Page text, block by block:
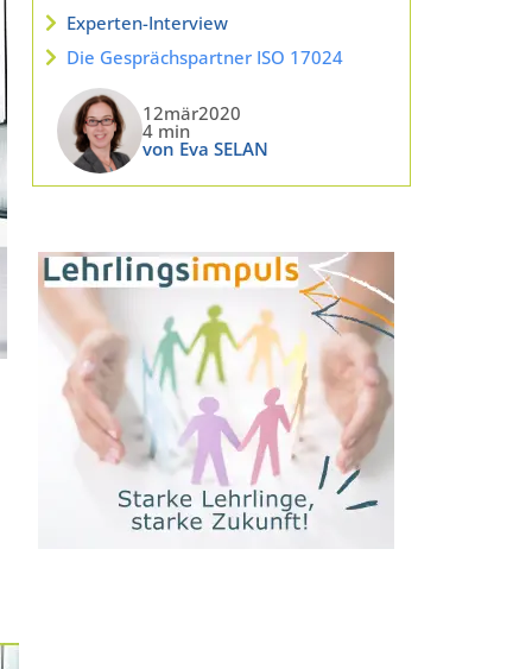
Experten-Interview
Die Gesprächspartner ISO 17024
12mär2020
4 min
von Eva SELAN